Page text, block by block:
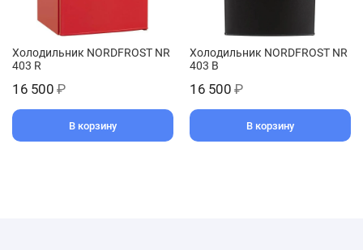
Холодильник NORDFROST NR
403 R
16 500 ₽
В корзину
Холодильник NORDFROST NR
403 B
16 500 ₽
В корзину